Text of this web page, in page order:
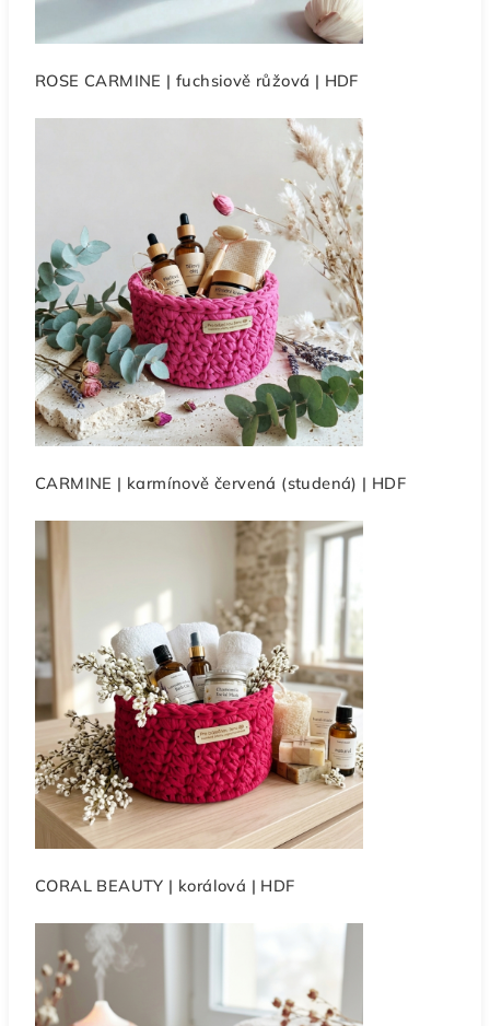
ROSE CARMINE | fuchsiově růžová | HDF
CARMINE | karmínově červená (studená) | HDF
CORAL BEAUTY | korálová | HDF